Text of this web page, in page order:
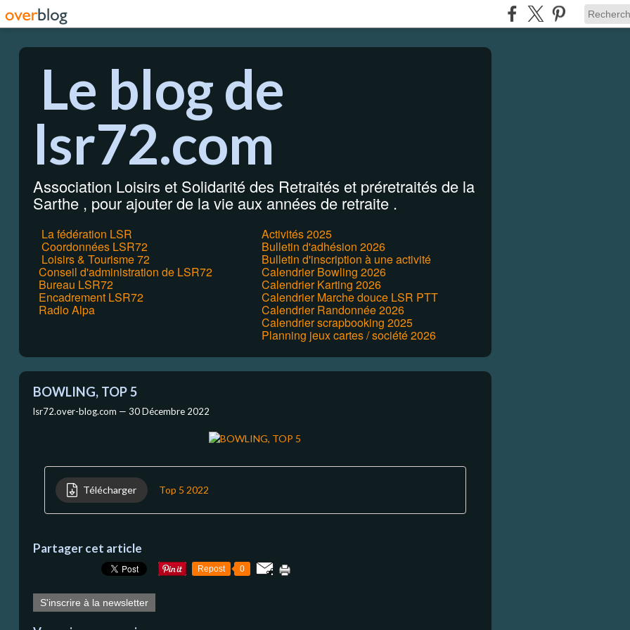
Le blog de
lsr72.com
Association Loisirs et Solidarité des Retraités et préretraités de la
Sarthe , pour ajouter de la vie aux années de retraite .
La fédération LSR
Coordonnées LSR72
Loisirs & Tourisme 72
Conseil d'administration de LSR72
Bureau LSR72
Encadrement LSR72
Radio Alpa
Activités 2025
Bulletin d'adhésion 2026
Bulletin d'inscription à une activité
Calendrier Bowling 2026
Calendrier Karting 2026
Calendrier Marche douce LSR PTT
Calendrier Randonnée 2026
Calendrier scrapbooking 2025
Planning jeux cartes / société 2026
BOWLING, TOP 5
lsr72.over-blog.com — 30 Décembre 2022
Télécharger Top 5 2022
Partager cet article
Repost 0
S'inscrire à la newsletter